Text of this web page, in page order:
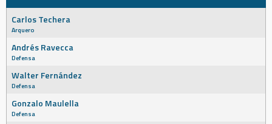
Carlos Techera
Arquero
Andrés Ravecca
Defensa
Walter Fernández
Defensa
Gonzalo Maulella
Defensa